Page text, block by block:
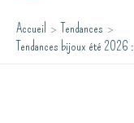
Accueil
Tendances
Tendances bijoux été 2026